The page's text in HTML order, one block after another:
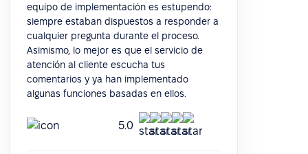
equipo de implementación es estupendo:
siempre estaban dispuestos a responder a
cualquier pregunta durante el proceso.
Asimismo, lo mejor es que el servicio de
atención al cliente escucha tus
comentarios y ya han implementado
algunas funciones basadas en ellos.
5.0